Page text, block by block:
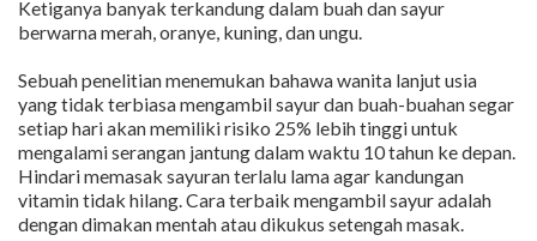
Ketiganya banyak terkandung dalam buah dan sayur
berwarna merah, oranye, kuning, dan ungu.
Sebuah penelitian menemukan bahawa wanita lanjut usia
yang tidak terbiasa mengambil sayur dan buah-buahan segar
setiap hari akan memiliki risiko 25% lebih tinggi untuk
mengalami serangan jantung dalam waktu 10 tahun ke depan.
Hindari memasak sayuran terlalu lama agar kandungan
vitamin tidak hilang. Cara terbaik mengambil sayur adalah
dengan dimakan mentah atau dikukus setengah masak.